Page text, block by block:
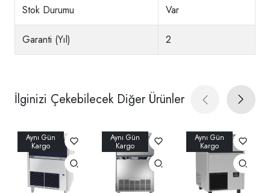
Stok Durumu Var
Garanti (Yıl) 2
İlginizi Çekebilecek Diğer Ürünler